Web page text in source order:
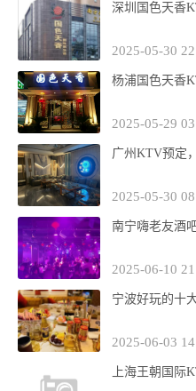
深圳国色天香
2025-05-30
杨浦国色天香
2025-05-29
广州KTV预定
2025-05-30
南宁嗨老友酒
2025-06-10
宁波好玩的十
2025-06-03
上海王朝国际